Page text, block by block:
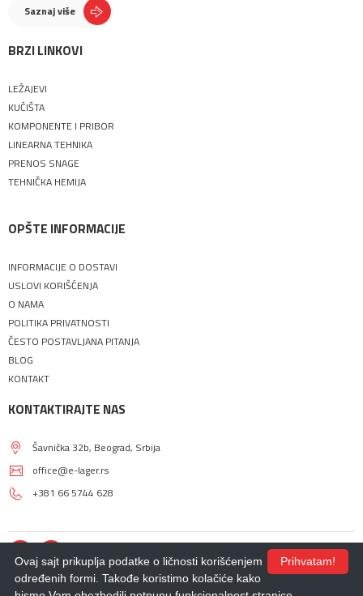
Saznaj više
BRZI LINKOVI
LEŽAJEVI
KUĆIŠTA
KOMPONENTE I PRIBOR
LINEARNA TEHNIKA
PRENOS SNAGE
TEHNIČKA HEMIJA
OPŠTE INFORMACIJE
INFORMACIJE O DOSTAVI
USLOVI KORIŠĆENJA
O NAMA
POLITIKA PRIVATNOSTI
ČESTO POSTAVLJANA PITANJA
BLOG
KONTAKT
KONTAKTIRAJTE NAS
Šavnička 32b, Beograd, Srbija
office@e-lager.rs
+381 66 5744 628
Prihvatam!
Ovaj sajt prikuplja podatke o ličnosti korišćenjem
određenih formi. Takođe koristimo kolačiće kako